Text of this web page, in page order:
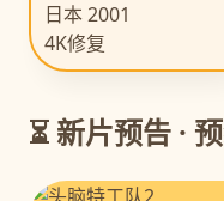
日本 2001
4K修复
⏳ 新片预告 ·